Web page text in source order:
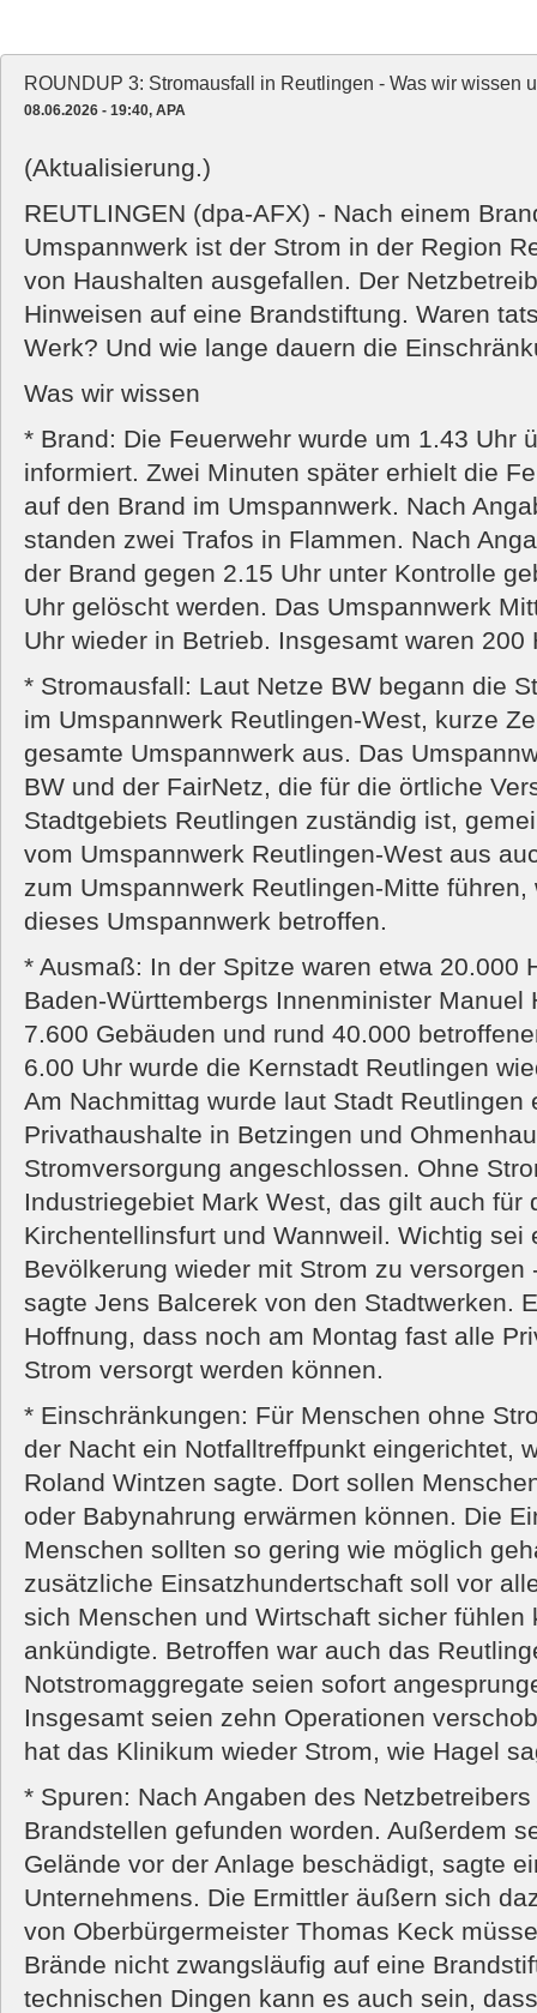
ROUNDUP 3: Stromausfall in Reutlingen - Was wir wissen
08.06.2026 - 19:40, APA
(Aktualisierung.)
REUTLINGEN (dpa-AFX) - Nach einem
Umspannwerk ist der Strom in der Region
von Haushalten ausgefallen. Der
Hinweisen auf eine Brandstiftung. Waren
Werk? Und wie lange dauern die
Was wir wissen
* Brand: Die Feuerwehr wurde um 1.43 Uhr
informiert. Zwei Minuten später erhielt die
auf den Brand im Umspannwerk. Nach
standen zwei Trafos in Flammen. Nach
der Brand gegen 2.15 Uhr unter Kontrolle
Uhr gelöscht werden. Das Umspannwerk
Uhr wieder in Betrieb. Insgesamt waren 200
* Stromausfall: Laut Netze BW begann die
im Umspannwerk Reutlingen-West, kurze
gesamte Umspannwerk aus. Das
BW und der FairNetz, die für die örtliche
Stadtgebiets Reutlingen zuständig ist,
vom Umspannwerk Reutlingen-West aus
zum Umspannwerk Reutlingen-Mitte
dieses Umspannwerk betroffen.
* Ausmaß: In der Spitze waren etwa 20.000
Baden-Württembergs Innenminister Manuel
7.600 Gebäuden und rund 40.000
6.00 Uhr wurde die Kernstadt Reutlingen
Am Nachmittag wurde laut Stadt Reutlingen
Privathaushalte in Betzingen und
Stromversorgung angeschlossen. Ohne
Industriegebiet Mark West, das gilt auch für
Kirchentellinsfurt und Wannweil. Wichtig sei
Bevölkerung wieder mit Strom zu versorgen
sagte Jens Balcerek von den Stadtwerken.
Hoffnung, dass noch am Montag fast alle
Strom versorgt werden können.
* Einschränkungen: Für Menschen ohne
der Nacht ein Notfalltreffpunkt eingerichtet,
Roland Wintzen sagte. Dort sollen
oder Babynahrung erwärmen können. Die
Menschen sollten so gering wie möglich
zusätzliche Einsatzhundertschaft soll vor
sich Menschen und Wirtschaft sicher fühlen
ankündigte. Betroffen war auch das
Notstromaggregate seien sofort
Insgesamt seien zehn Operationen
hat das Klinikum wieder Strom, wie Hagel
* Spuren: Nach Angaben des
Brandstellen gefunden worden. Außerdem
Gelände vor der Anlage beschädigt, sagte
Unternehmens. Die Ermittler äußern sich
von Oberbürgermeister Thomas Keck
Brände nicht zwangsläufig auf eine
technischen Dingen kann es auch sein,